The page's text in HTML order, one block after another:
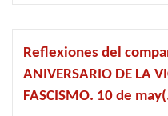
Reflexiones del
ANIVERSARIO DE LA
FASCISMO. 10 de